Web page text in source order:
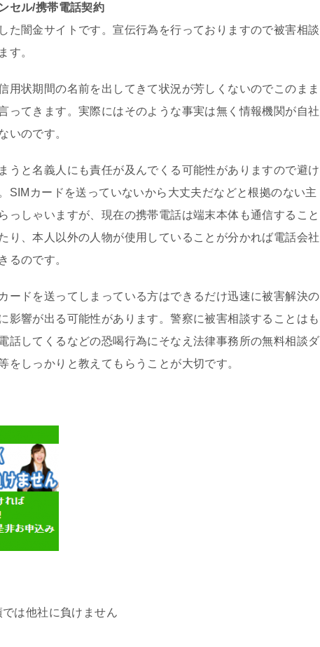
セル/携帯電話契約
た闇金サイトです。宣伝行為を行っておりますので被害相談
す。
用状期間の名前を出してきて状況が芳しくないのでこのまま
ってきます。実際にはそのような事実は無く情報機関が自社
いのです。
うと名義人にも責任が及んでくる可能性がありますので避け
SIMカードを送っていないから大丈夫だなどと根拠のない主
っしゃいますが、現在の携帯電話は端末本体も通信すること
り、本人以外の人物が使用していることが分かれば電話会社
るのです。
ードを送ってしまっている方はできるだけ迅速に被害解決の
影響が出る可能性があります。警察に被害相談することはも
話してくるなどの恐喝行為にそなえ法律事務所の無料相談ダ
をしっかりと教えてもらうことが大切です。
は他社に負けません